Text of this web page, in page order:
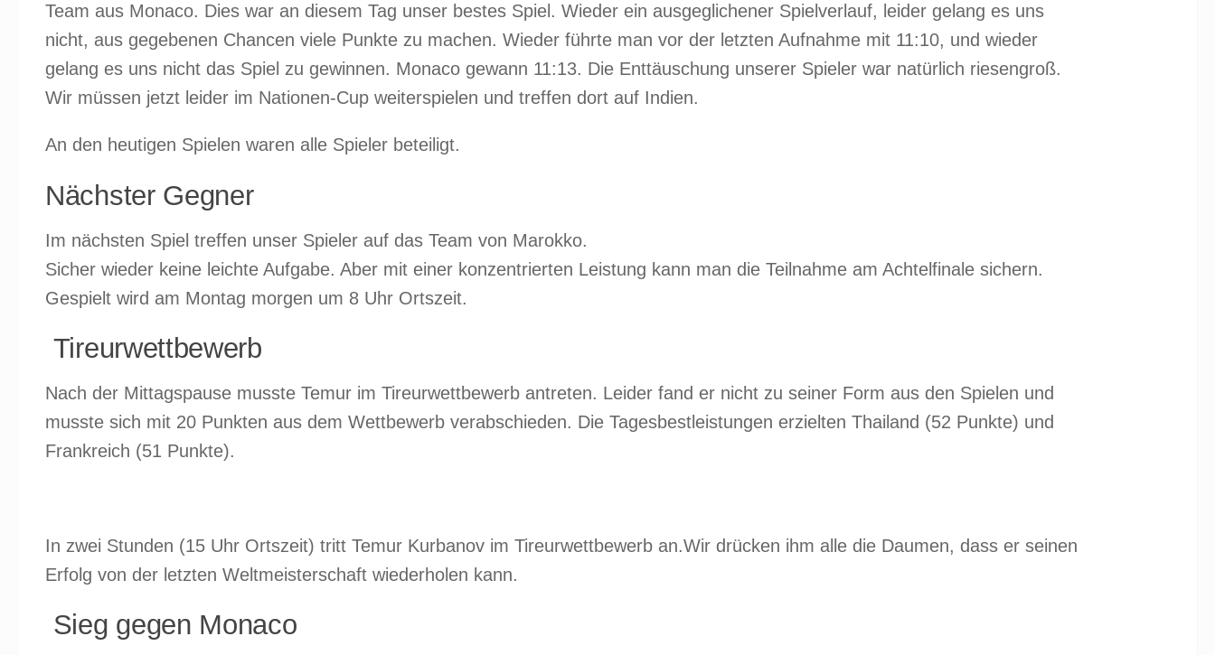
Team aus Monaco. Dies war an diesem Tag unser bestes Spiel. Wieder ein ausgeglichener Spielverlauf, leider gelang es uns
nicht, aus gegebenen Chancen viele Punkte zu machen. Wieder führte man vor der letzten Aufnahme mit 11:10, und wieder
gelang es uns nicht das Spiel zu gewinnen. Monaco gewann 11:13. Die Enttäuschung unserer Spieler war natürlich riesengroß.
Wir müssen jetzt leider im Nationen-Cup weiterspielen und treffen dort auf Indien.
An den heutigen Spielen waren alle Spieler beteiligt.
Nächster Gegner
Im nächsten Spiel treffen unser Spieler auf das Team von Marokko.
Sicher wieder keine leichte Aufgabe. Aber mit einer konzentrierten Leistung kann man die Teilnahme am Achtelfinale sichern.
Gespielt wird am Montag morgen um 8 Uhr Ortszeit.
Tireurwettbewerb
Nach der Mittagspause musste Temur im Tireurwettbewerb antreten. Leider fand er nicht zu seiner Form aus den Spielen und
musste sich mit 20 Punkten aus dem Wettbewerb verabschieden. Die Tagesbestleistungen erzielten Thailand (52 Punkte) und
Frankreich (51 Punkte).
In zwei Stunden (15 Uhr Ortszeit) tritt Temur Kurbanov im Tireurwettbewerb an.Wir drücken ihm alle die Daumen, dass er seinen
Erfolg von der letzten Weltmeisterschaft wiederholen kann.
Sieg gegen Monaco